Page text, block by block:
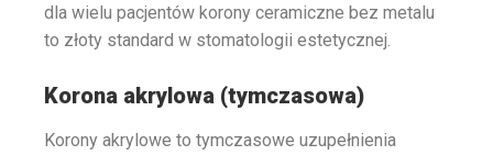
dla wielu pacjentów korony ceramiczne bez metalu
to złoty standard w stomatologii estetycznej.
Korona akrylowa (tymczasowa)
Korony akrylowe to tymczasowe uzupełnienia